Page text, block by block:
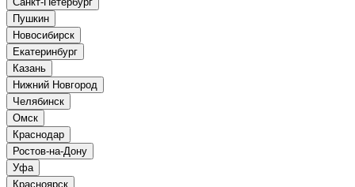
Пушкин
Новосибирск
Екатеринбург
Казань
Нижний Новгород
Челябинск
Омск
Краснодар
Ростов-на-Дону
Уфа
Красноярск